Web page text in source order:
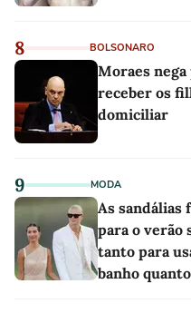
8 BOLSONARO
Moraes
receber os
domiciliar
9 MODA
As sandálias
para o verão
tanto para
banho